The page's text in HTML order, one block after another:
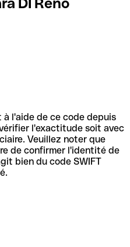
l'aide de ce code depuis
l'exactitude soit avec
Veuillez noter que
de confirmer l'identité de
bien du code SWIFT